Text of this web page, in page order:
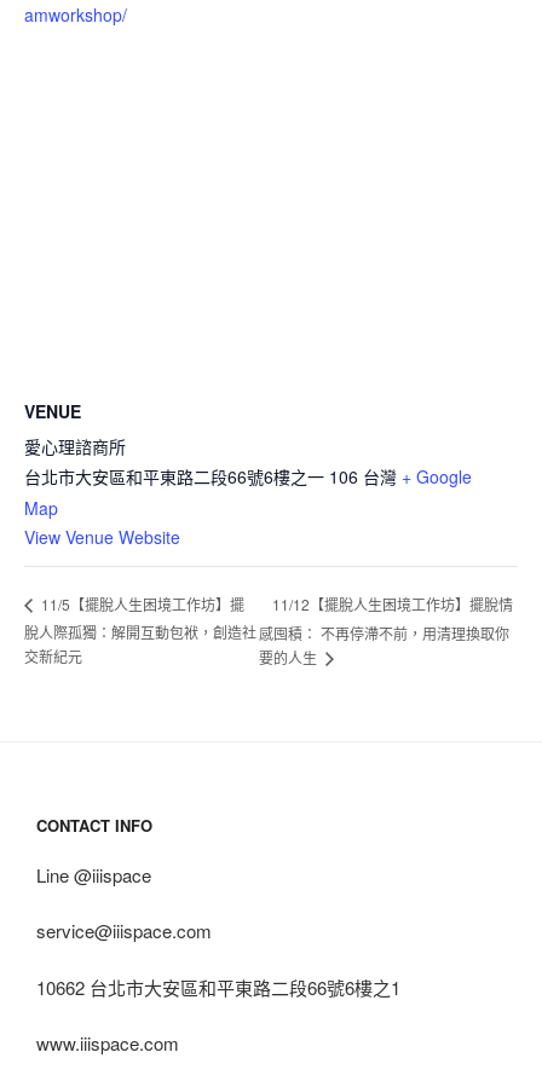
amworkshop/
VENUE
愛心理諮商所
台北市大安區和平東路二段66號6樓之一 106 台灣 + Google
Map
View Venue Website
11/5【擺脫人生困境工作坊】擺
脫人際孤獨：解開互動包袱，創造社
交新紀元
11/12【擺脫人生困境工作坊】擺脫情
感囤積： 不再停滯不前，用清理換取你
要的人生
CONTACT INFO
Line @iiispace
service@iiispace.com
10662 台北市大安區和平東路二段66號6樓之1
www.iiispace.com